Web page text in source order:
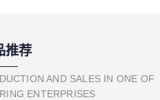
推荐
AND SALES IN ONE OF
ENTERPRISES